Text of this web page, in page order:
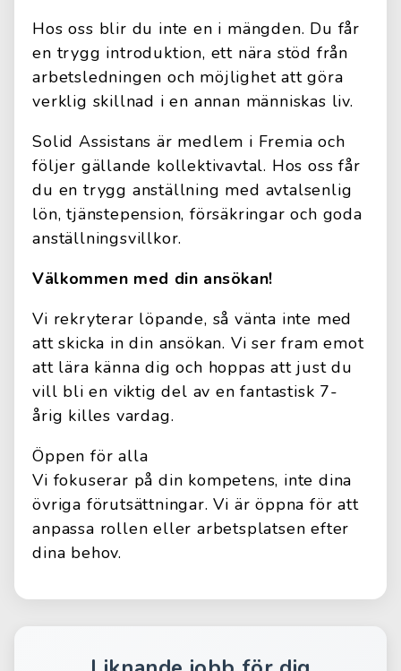
Hos oss blir du inte en i mängden. Du får
en trygg introduktion, ett nära stöd från
arbetsledningen och möjlighet att göra
verklig skillnad i en annan människas liv.
Solid Assistans är medlem i Fremia och
följer gällande kollektivavtal. Hos oss får
du en trygg anställning med avtalsenlig
lön, tjänstepension, försäkringar och goda
anställningsvillkor.
Välkommen med din ansökan!
Vi rekryterar löpande, så vänta inte med
att skicka in din ansökan. Vi ser fram emot
att lära känna dig och hoppas att just du
vill bli en viktig del av en fantastisk 7-
årig killes vardag.
Öppen för alla
Vi fokuserar på din kompetens, inte dina
övriga förutsättningar. Vi är öppna för att
anpassa rollen eller arbetsplatsen efter
dina behov.